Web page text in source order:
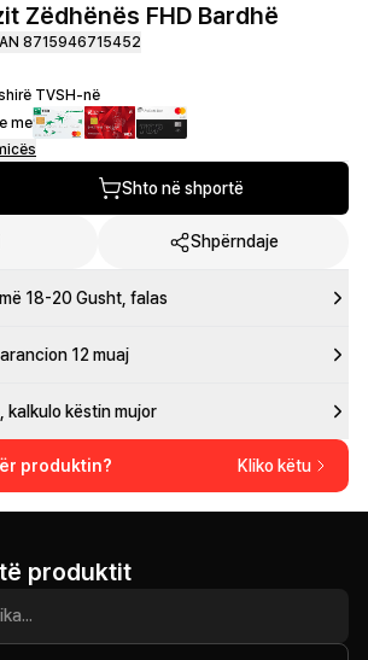
Zëdhënës FHD Bardhë
8715946715452
TVSH-në
me
Shto në shportë
Shpërndaje
18-20 Gusht , falas
12 muaj
kalkulo këstin mujor
produktin? Kliko këtu
produktit